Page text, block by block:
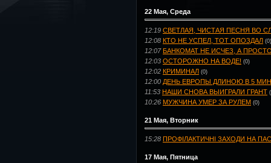
22 Мая, Среда
12:19 СВЕТЛАЯ, ЧИСТАЯ ПЕСНЯ ВО
12:08 КТО НЕ УСПЕЛ, ТОТ ОПОЗДАЛ (0)
12:07 БАНКОМАТ НЕ ИСЧЕЗ, А
12:03 ОСТОРОЖНО НА ВОДЕ! (0)
12:02 КРИМИНАЛ (0)
12:00 ДЕНЬ ЕВРОПЫ ДЛИНОЮ В 5
11:53 НАШИ СНОВА ВЫИГРАЛИ ГРАНТ
10:26 МУЖЧИНА УМЕР ЗА РУЛЕМ (0)
21 Мая, Вторник
15:28 ПРОФІЛАКТИЧНІ ЗАХОДИ НА
17 Мая, Пятница